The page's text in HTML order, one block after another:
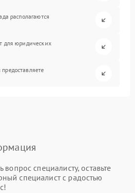
располагаются
для юридических
вопрос специалисту, оставьте
специалист с радостью